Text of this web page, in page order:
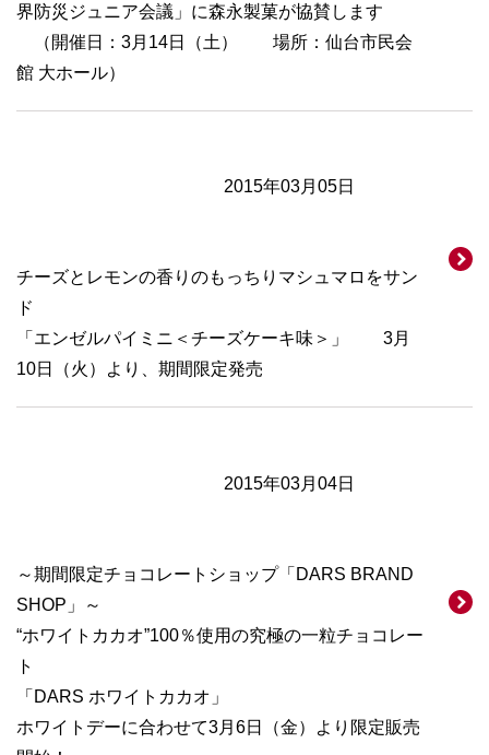
界防災ジュニア会議」に森永製菓が協賛します
（開催日：3月14日（土） 場所：仙台市民会
館 大ホール）
2015年03月05日
チーズとレモンの香りのもっちりマシュマロをサン
ド
「エンゼルパイミニ＜チーズケーキ味＞」 3月
10日（火）より、期間限定発売
2015年03月04日
～期間限定チョコレートショップ「DARS BRAND
SHOP」～
“ホワイトカカオ”100％使用の究極の一粒チョコレー
ト
「DARS ホワイトカカオ」
ホワイトデーに合わせて3月6日（金）より限定販売